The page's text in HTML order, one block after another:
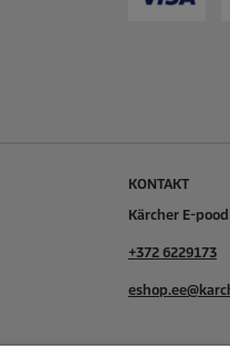
KONTAKT
Kärcher E-pood
+372 6229173